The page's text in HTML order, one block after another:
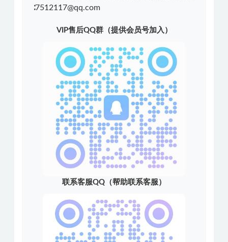
∶7512117@qq.com
VIP售后QQ群（提供会员号加入）
联系客服QQ（帮助联系客服）